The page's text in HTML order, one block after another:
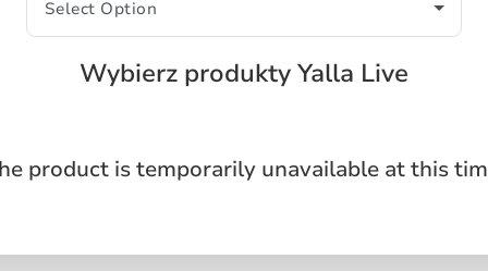
Wybierz produkty Yalla Live
product is temporarily unavailable at this